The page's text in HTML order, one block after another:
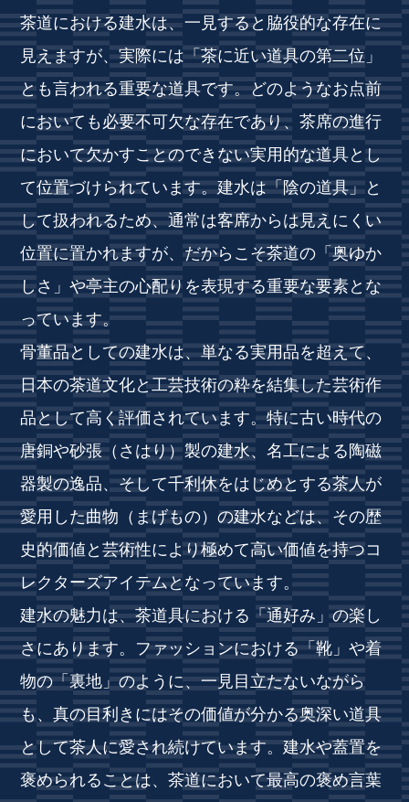
茶道における建水は、一見すると脇役的な存在に
見えますが、実際には「茶に近い道具の第二位」
とも言われる重要な道具です。どのようなお点前
においても必要不可欠な存在であり、茶席の進行
において欠かすことのできない実用的な道具とし
て位置づけられています。建水は「陰の道具」と
して扱われるため、通常は客席からは見えにくい
位置に置かれますが、だからこそ茶道の「奥ゆか
しさ」や亭主の心配りを表現する重要な要素とな
っています。
骨董品としての建水は、単なる実用品を超えて、
日本の茶道文化と工芸技術の粋を結集した芸術作
品として高く評価されています。特に古い時代の
唐銅や砂張（さはり）製の建水、名工による陶磁
器製の逸品、そして千利休をはじめとする茶人が
愛用した曲物（まげもの）の建水などは、その歴
史的価値と芸術性により極めて高い価値を持つコ
レクターズアイテムとなっています。
建水の魅力は、茶道具における「通好み」の楽し
さにあります。ファッションにおける「靴」や着
物の「裏地」のように、一見目立たないながら
も、真の目利きにはその価値が分かる奥深い道具
として茶人に愛され続けています。建水や蓋置を
褒められることは、茶道において最高の褒め言葉